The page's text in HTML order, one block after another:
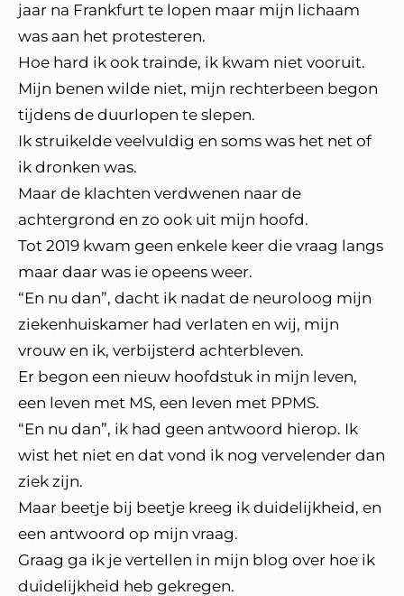
jaar na Frankfurt te lopen maar mijn lichaam
was aan het protesteren.
Hoe hard ik ook trainde, ik kwam niet vooruit.
Mijn benen wilde niet, mijn rechterbeen begon
tijdens de duurlopen te slepen.
Ik struikelde veelvuldig en soms was het net of
ik dronken was.
Maar de klachten verdwenen naar de
achtergrond en zo ook uit mijn hoofd.
Tot 2019 kwam geen enkele keer die vraag langs
maar daar was ie opeens weer.
“En nu dan”, dacht ik nadat de neuroloog mijn
ziekenhuiskamer had verlaten en wij, mijn
vrouw en ik, verbijsterd achterbleven.
Er begon een nieuw hoofdstuk in mijn leven,
een leven met MS, een leven met PPMS.
“En nu dan”, ik had geen antwoord hierop. Ik
wist het niet en dat vond ik nog vervelender dan
ziek zijn.
Maar beetje bij beetje kreeg ik duidelijkheid, en
een antwoord op mijn vraag.
Graag ga ik je vertellen in mijn blog over hoe ik
duidelijkheid heb gekregen.